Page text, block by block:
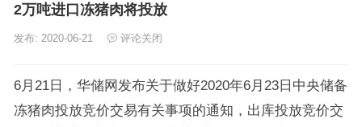
2万吨进口冻猪肉将投放
发布: 2020-06-21 评论关闭
6月21日，华储网发布关于做好2020年6月23日中央储备
冻猪肉投放竞价交易有关事项的通知，出库投放竞价交